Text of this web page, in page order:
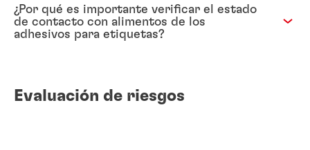
¿Por qué es importante verificar el estado
de contacto con alimentos de los
adhesivos para etiquetas?
Evaluación de riesgos